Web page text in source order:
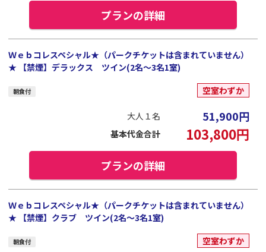
プランの詳細
Ｗｅｂコレスペシャル★（パークチケットは含まれていません）
★ 【禁煙】デラックス ツイン(2名～3名1室)
朝食付 空室わずか
大人１名 51,900円
基本代金合計 103,800円
プランの詳細
Ｗｅｂコレスペシャル★（パークチケットは含まれていません）
★ 【禁煙】クラブ ツイン(2名～3名1室)
朝食付 空室わずか